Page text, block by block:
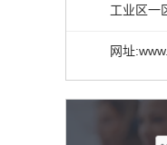
工业区一
网址